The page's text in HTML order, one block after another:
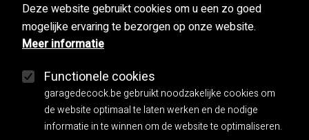
Used cars
Herstellingen
Mobilo
Carrosserie
Deze website gebruikt cookies om u een zo goed
mogelijke ervaring te bezorgen op onze website.
Meer informatie
Functionele cookies
garagedecock.be gebruikt noodzakelijke cookies om
de website optimaal te laten werken en de nodige
informatie in te winnen om de website te optimaliseren.